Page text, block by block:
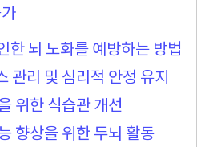
한 뇌 노화를 예방하는 방법
관리 및 심리적 안정 유지
위한 식습관 개선
향상을 위한 두뇌 활동